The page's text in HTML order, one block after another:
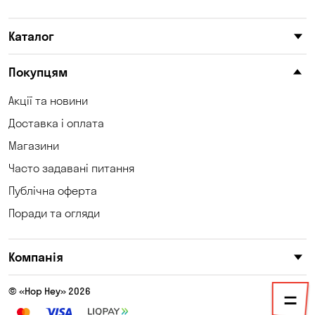
Котівка
Кошари
Крюківщина
Мала Кохнівка
Каталог
Покупцям
Акції та новини
Доставка і оплата
Магазини
Часто задавані питання
Публічна оферта
Поради та огляди
Компанія
© «Hop Hey» 2026